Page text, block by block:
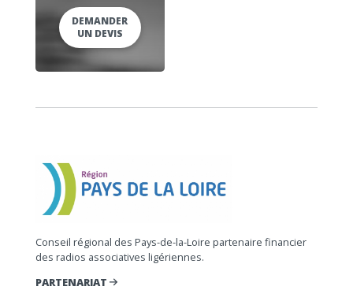
DEMANDER
UN DEVIS
Conseil régional des Pays-de-la-Loire partenaire financier
des radios associatives ligériennes.
PARTENARIAT